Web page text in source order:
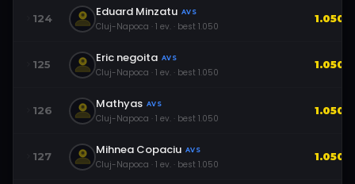
124 Eduard Minzatu AVS
Cluj-Napoca · 1 ev. · best 1.050
1.050
125 Eric negoita AVS
Cluj-Napoca · 1 ev. · best 1.050
1.050
126 Mathyas AVS
Cluj-Napoca · 1 ev. · best 1.050
1.050
127 Mihnea Copaciu AVS
Cluj-Napoca · 1 ev. · best 1.050
1.050